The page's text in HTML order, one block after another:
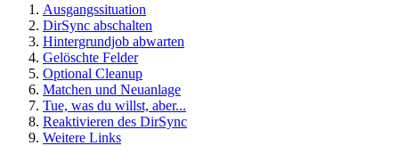
Ausgangssituation
DirSync abschalten
Hintergrundjob abwarten
Gelöschte Felder
Optional Cleanup
Matchen und Neuanlage
Tue, was du willst, aber...
Reaktivieren des DirSync
Weitere Links